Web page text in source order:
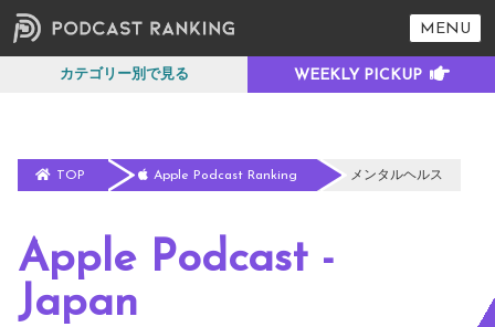
カテゴリー別で見る
MENU
TOP Apple Podcast Ranking メンタルヘルス
Apple Podcast -
Japan